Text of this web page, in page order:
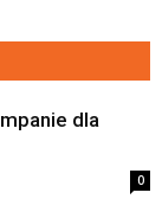
dla
0